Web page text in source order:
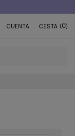
CUENTA CESTA (0)